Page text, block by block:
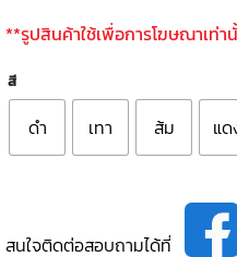
**รูปสินค้าใช้เพื่อการโฆษณาเ
สี
ดำ เทา ส้ม แด
สนใจติดต่อสอบถามได้ที่